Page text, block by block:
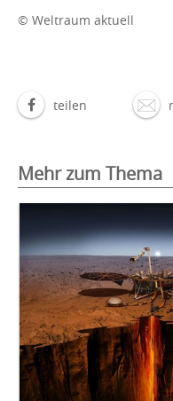
© Weltraum aktuell
teilen
Mehr zum Thema